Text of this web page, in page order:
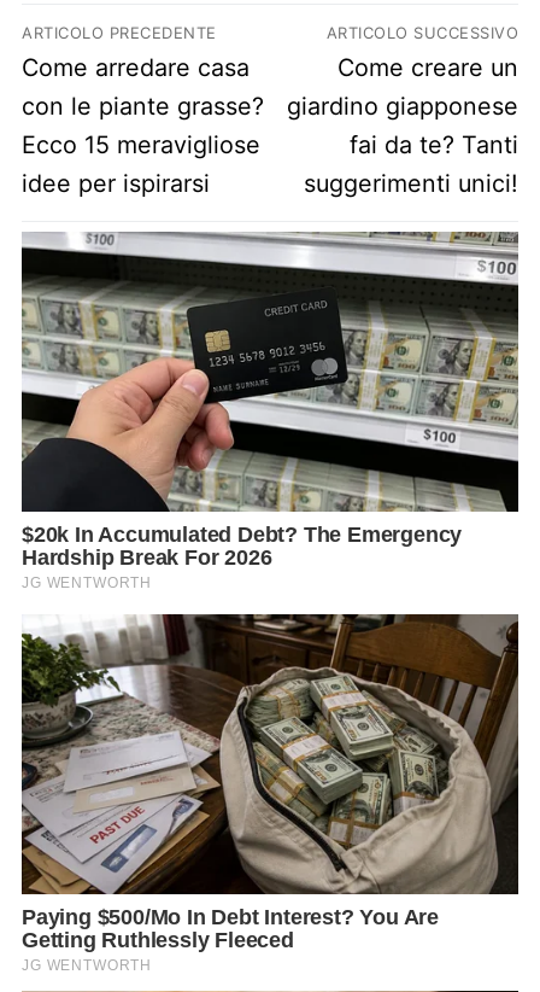
Navigazione articoli
ARTICOLO PRECEDENTE
Previous post:
Come arredare casa
con le piante grasse?
Ecco 15 meravigliose
idee per ispirarsi
ARTICOLO SUCCESSIVO
Next post:
Come creare un
giardino giapponese
fai da te? Tanti
suggerimenti unici!